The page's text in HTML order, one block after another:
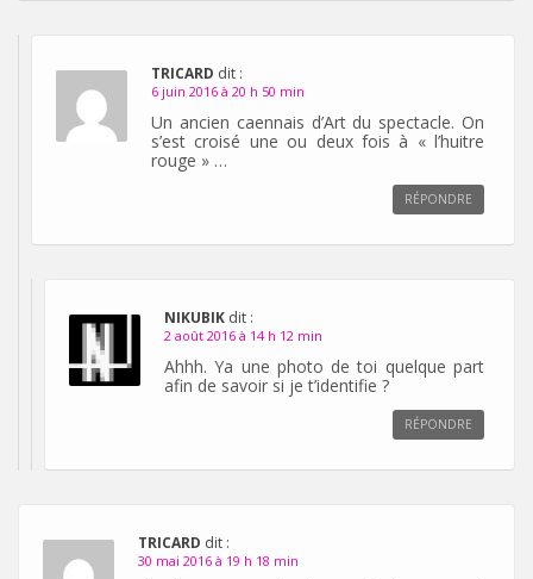
TRICARD dit :
6 juin 2016 à 20 h 50 min
Un ancien caennais d’Art du spectacle. On
s’est croisé une ou deux fois à « l’huitre
rouge » …
RÉPONDRE
NIKUBIK dit :
2 août 2016 à 14 h 12 min
Ahhh. Ya une photo de toi quelque part
afin de savoir si je t’identifie ?
RÉPONDRE
TRICARD dit :
30 mai 2016 à 19 h 18 min